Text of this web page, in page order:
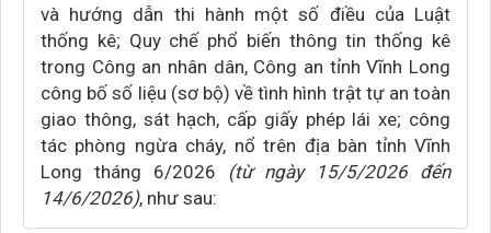
và hướng dẫn thi hành một số điều của Luật
thống kê; Quy chế phổ biến thông tin thống kê
trong Công an nhân dân, Công an tỉnh Vĩnh Long
công bố số liệu (sơ bộ) về tình hình trật tự an toàn
giao thông, sát hạch, cấp giấy phép lái xe; công
tác phòng ngừa cháy, nổ trên địa bàn tỉnh Vĩnh
Long tháng 6/2026
(từ ngày 15/5/2026 đến
14/6/2026), như sau: